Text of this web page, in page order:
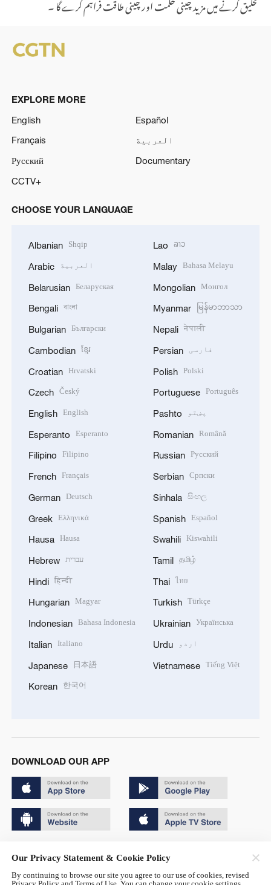
تخلیق کرنے میں مزید چینی حکمت اور چینی طاقت فراہم کرے گا ۔
EXPLORE MORE
English
Español
Français
العربية
Русский
Documentary
CCTV+
CHOOSE YOUR LANGUAGE
Albanian Shqip
Arabic العربية
Belarusian Беларуская
Bengali বাংলা
Bulgarian Български
Cambodian ខ្មែរ
Croatian Hrvatski
Czech Český
English English
Esperanto Esperanto
Filipino Filipino
French Français
German Deutsch
Greek Ελληνικά
Hausa Hausa
Hebrew עברית
Hindi हिन्दी
Hungarian Magyar
Indonesian Bahasa Indonesia
Italian Italiano
Japanese 日本語
Korean 한국어
Lao ລາວ
Malay Bahasa Melayu
Mongolian Монгол
Myanmar မြန်မာဘာသာ
Nepali नेपाली
Persian فارسی
Polish Polski
Portuguese Português
Pashto پښتو
Romanian Română
Russian Русский
Serbian Српски
Sinhala සිංහල
Spanish Español
Swahili Kiswahili
Tamil தமிழ்
Thai ไทย
Turkish Türkçe
Ukrainian Українська
Urdu اردو
Vietnamese Tiếng Việt
DOWNLOAD OUR APP
Our Privacy Statement & Cookie Policy
By continuing to browse our site you agree to our use of cookies, revised